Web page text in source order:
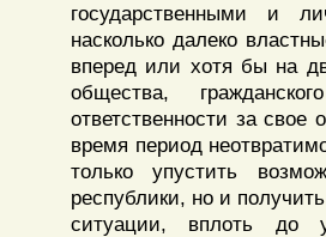
государственными и
насколько далеко
вперед или хотя бы на
общества,
ответственности за свое
время период
только упустить
республики, но и
ситуации, вплоть до